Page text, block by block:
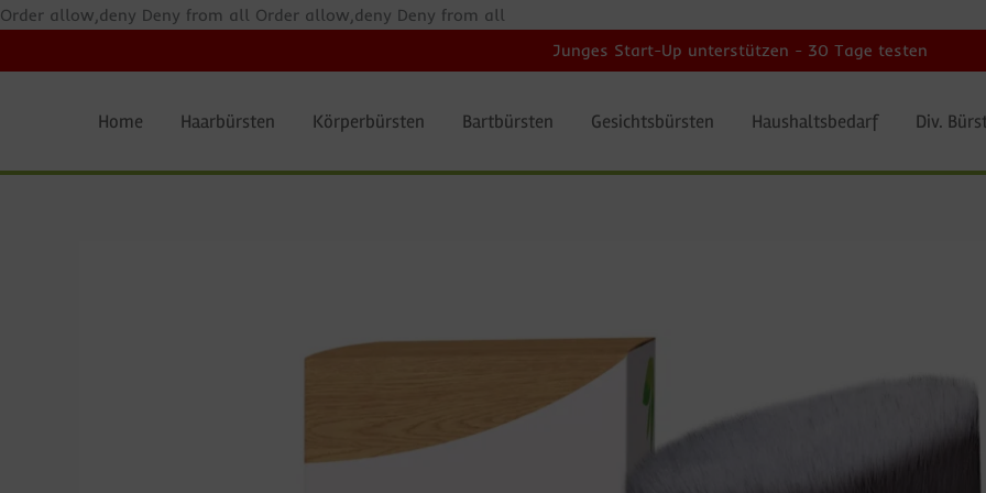
Order allow,deny Deny from all Order allow,deny Deny from all
Junges Start-Up unterstützen - 30 Tage testen
Zum
springen
Home Haarbürsten Körperbürsten Bartbürsten Gesichtsbürsten Haushaltsbedarf Div.